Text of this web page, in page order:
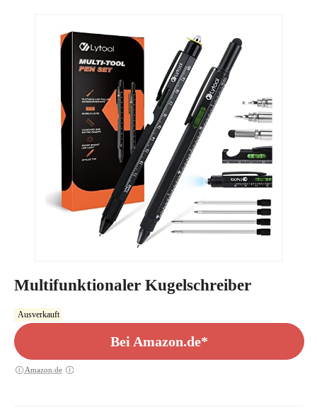
Multifunktionaler Kugelschreiber
Ausverkauft
Bei Amazon.de*
Amazon.de